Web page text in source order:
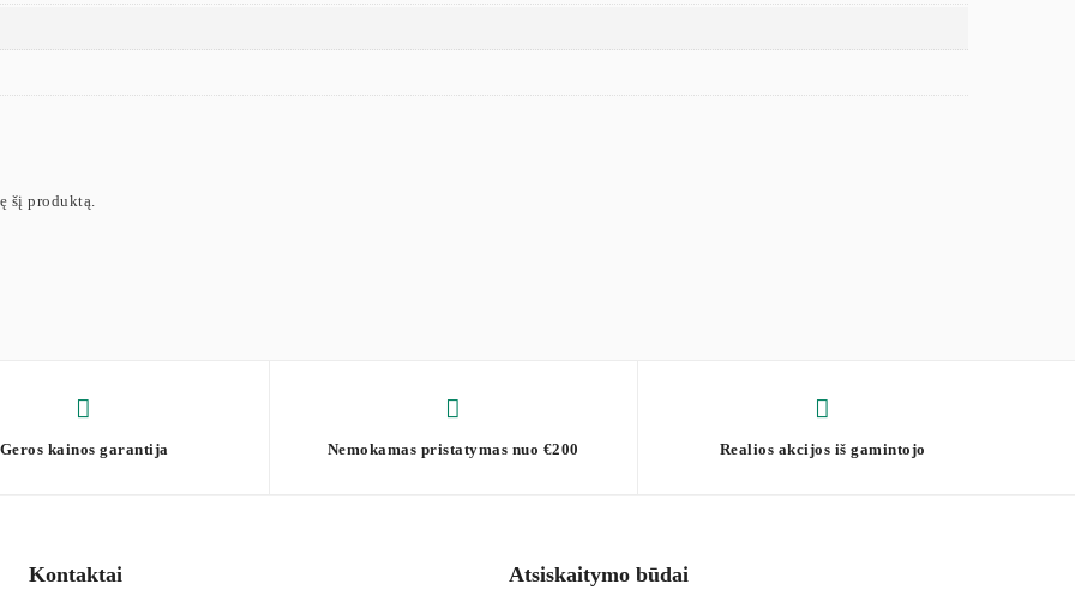
šį produktą.
Geros kainos garantija Nemokamas pristatymas nuo €200 Realios akcijos iš gamintojo
Kontaktai Atsiskaitymo būdai